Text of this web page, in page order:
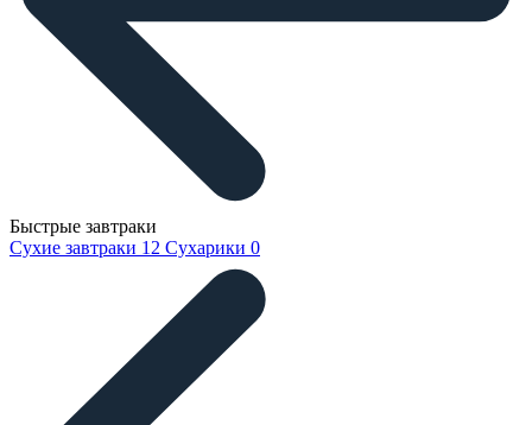
Быстрые завтраки
Сухие завтраки 12 Сухарики 0